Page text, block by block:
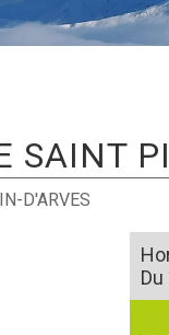
SAINT
D'ARVES